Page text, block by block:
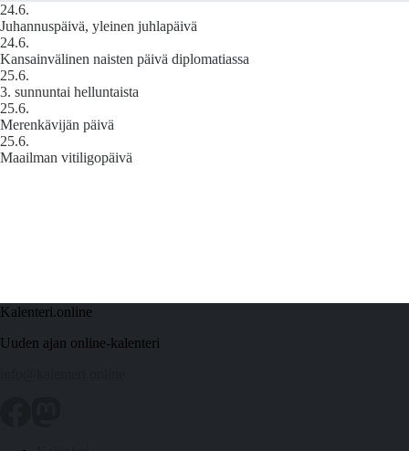
24.6.
Juhannuspäivä, yleinen juhlapäivä
24.6.
Kansainvälinen naisten päivä diplomatiassa
25.6.
3. sunnuntai helluntaista
25.6.
Merenkävijän päivä
25.6.
Maailman vitiligopäivä
Kalenteri.online
Uuden ajan online-kalenteri